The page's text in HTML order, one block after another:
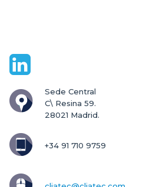
Sede Central
C\ Resina 59.
28021 Madrid.
+34 91 710 9759
cliatec@cliatec.com